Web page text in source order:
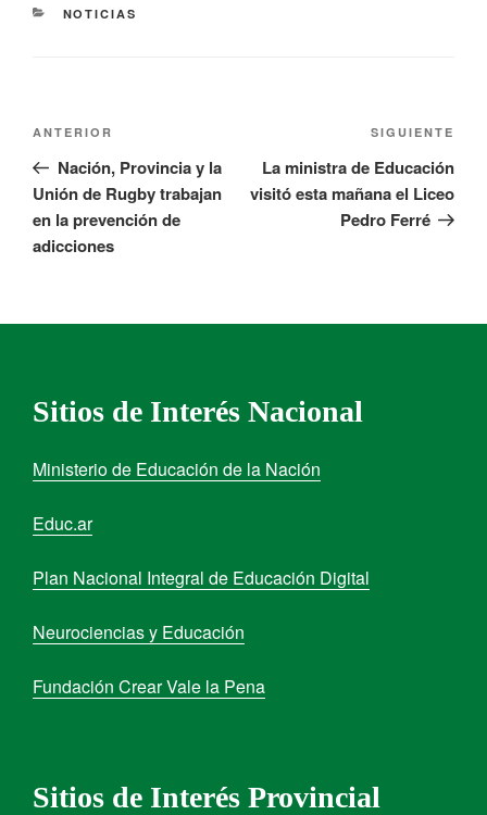
NOTICIAS
ANTERIOR
Nación, Provincia y la
Unión de Rugby trabajan
en la prevención de
adicciones
SIGUIENTE
La ministra de Educación
visitó esta mañana el Liceo
Pedro Ferré
Sitios de Interés Nacional
Ministerio de Educación de la Nación
Educ.ar
Plan Nacional Integral de Educación Digital
Neurociencias y Educación
Fundación Crear Vale la Pena
Sitios de Interés Provincial